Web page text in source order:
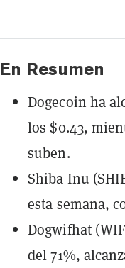
En Resumen
Dogecoin ha
los $0.43,
suben.
Shiba Inu
esta semana,
Dogwifhat
del 71%,